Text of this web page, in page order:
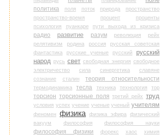
политика
поля поток природа
пространство
пространство-время
процент
проценты
психология
пуанкаре пути выхода из кризиса
радио развитие разум революция
рейх
релятивизм
родина россия
русская советская
фантастика
русские ученые русский
русский
народ русь свет свободная энергия свободное
электричество
сила синергетика
славяне
сознание
сталин теория относительности
термодинамика тесла техника технология тор
торсион торсионные поля третий рейх труд
условия успех учение ученые ученый учителям
феномен физика физика эфира
физический
вакуум
философия философия науки
философия физики форекс хаос
химия